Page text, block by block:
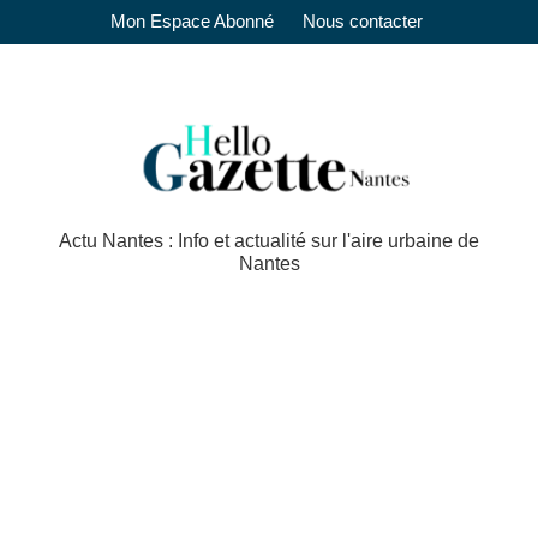
Mon Espace Abonné Nous contacter
Actu Nantes : Info et actualité sur l'aire urbaine de
Nantes